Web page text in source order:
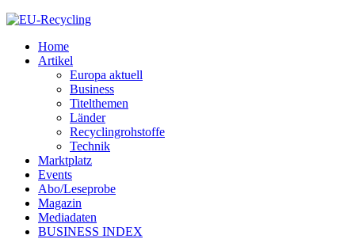
Home
Artikel
Europa aktuell
Business
Titelthemen
Länder
Recyclingrohstoffe
Technik
Marktplatz
Events
Abo/Leseprobe
Magazin
Mediadaten
BUSINESS INDEX